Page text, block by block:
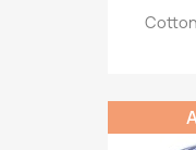
Cotton